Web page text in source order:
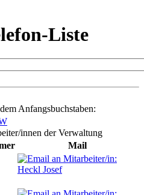
Liste
Anfangsbuchstaben:
innen der Verwaltung
Mail